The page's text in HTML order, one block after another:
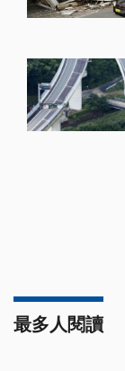
最多人閱讀